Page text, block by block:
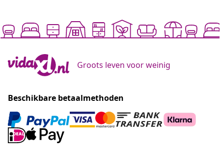
Groots leven voor weinig
Beschikbare betaalmethoden